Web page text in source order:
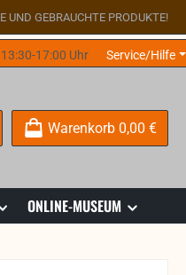
UND GEBRAUCHTE PRODUKTE!
17:00 Uhr Service/Hilfe
Warenkorb 0,00 €
ONLINE-MUSEUM